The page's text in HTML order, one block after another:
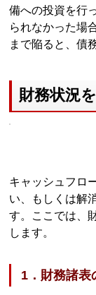
備への投資を行
られなかった場
まで陥ると、債
財務状況
キャッシュフロ
い、もしくは解
す。ここでは、
します。
1．財務諸表